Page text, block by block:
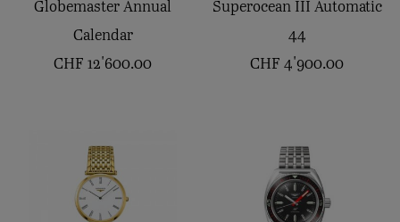
Globemaster Annual
Calendar
CHF 12'600.00
Superocean III Automatic
44
CHF 4'900.00